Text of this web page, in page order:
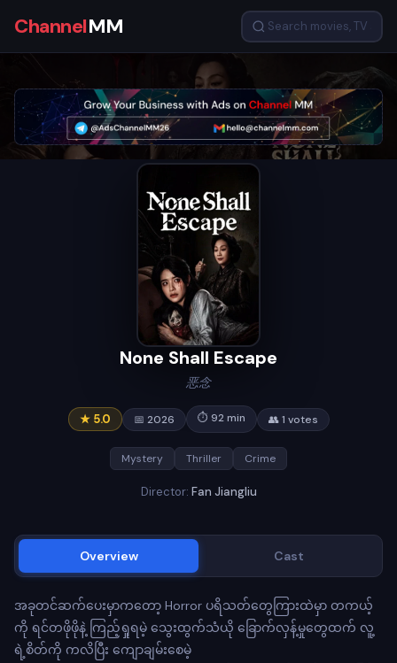
ChannelMM
None Shall Escape
恶念
★ 5.0 📅 2026 ⏱ 92 min 👥 1 votes
Mystery Thriller Crime
Director: Fan Jiangliu
Overview Cast
အခုတင်ဆက်ပေးမှာကတော့ Horror ပရိသတ်တွေကြားထဲမှာ တကယ့်
ကို ရင်တဖိုဖိုနဲ့ ကြည့်ရှုရမဲ့ သွေးထွက်သံယို ခြောက်လှန့်မှုတွေထက် လူ့
ရဲ့စိတ်ကို ကလိပြီး ကျောချမ်းစေမဲ့